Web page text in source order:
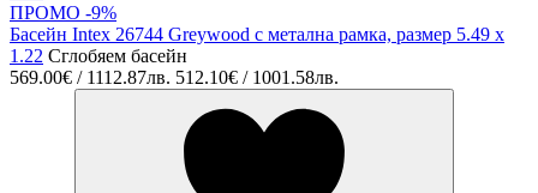
ПРОМО -9%
Басейн Intex 26744 Greywood с метална рамка, размер 5.49 x
1.22 Сглобяем басейн
569.00€ / 1112.87лв. 512.10€ / 1001.58лв.